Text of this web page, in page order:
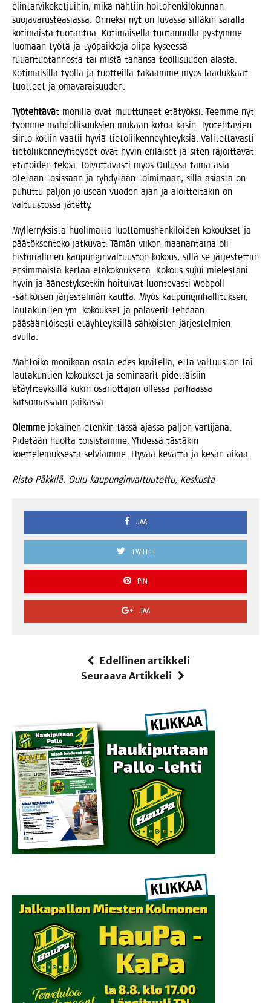
elin­tar­vi­ke­ket­jui­hin, mikä näh­tiin hoi­to­hen­ki­lö­kun­nan
suo­ja­va­rus­tea­sias­sa. Onnek­si nyt on luvas­sa sil­lä­kin saral­la
koti­mais­ta tuo­tan­toa. Koti­mai­sel­la tuo­tan­nol­la pys­tym­me
luo­maan työ­tä ja työ­paik­ko­ja oli­pa kysees­sä
ruu­an­tuo­tan­nos­ta tai mis­tä tahan­sa teol­li­suu­den alas­ta.
Koti­mai­sil­la työl­lä ja tuot­teil­la takaam­me myös laa­duk­kaat
tuot­teet ja omavaraisuuden.
Työ­teh­tä­vät monil­la ovat muut­tu­neet etä­työk­si. Teem­me nyt
työm­me mah­dol­li­suuk­sien mukaan kotoa käsin. Työ­teh­tä­vien
siir­to kotiin vaa­tii hyviä tie­to­lii­ken­neyh­teyk­siä. Vali­tet­ta­vas­ti
tie­to­lii­ken­neyh­tey­det ovat hyvin eri­lai­set ja siten rajoit­ta­vat
etä­töi­den tekoa. Toi­vot­ta­vas­ti myös Oulus­sa tämä asia
ote­taan tosis­saan ja ryh­dy­tään toi­mi­maan, sil­lä asias­ta on
puhut­tu pal­jon jo usean vuo­den ajan ja aloit­tei­ta­kin on
val­tuus­tos­sa jätetty.
Myl­ler­ryk­sis­tä huo­li­mat­ta luot­ta­mus­hen­ki­löi­den kokouk­set ja
pää­tök­sen­te­ko jat­ku­vat. Tämän vii­kon maa­nan­tai­na oli
his­to­rial­li­nen kau­pun­gin­val­tuus­ton kokous, sil­lä se jär­jes­tet­tiin
ensim­mäis­tä ker­taa etä­ko­kouk­se­na. Kokous sujui mie­les­tä­ni
hyvin ja äänes­tyk­set­kin hoi­tui­vat luon­te­vas­ti Web­poll
‑säh­köi­sen jär­jes­tel­män kaut­ta. Myös kau­pun­gin­hal­li­tuk­sen,
lau­ta­kun­tien ym. kokouk­set ja pala­ve­rit teh­dään
pää­sään­töi­ses­ti etäyh­teyk­sil­lä säh­köis­ten jär­jes­tel­mien
avulla.
Mah­toi­ko moni­kaan osa­ta edes kuvi­tel­la, että val­tuus­ton tai
lau­ta­kun­tien kokouk­set ja semi­naa­rit pidet­täi­siin
etäyh­teyk­sil­lä kukin osa­not­ta­jan olles­sa par­haas­sa
kat­so­mas­saan paikassa.
Olem­me jokai­nen eten­kin täs­sä ajas­sa pal­jon var­ti­ja­na.
Pide­tään huol­ta toi­sis­tam­me. Yhdes­sä täs­tä­kin
koet­te­le­muk­ses­ta sel­viäm­me. Hyvää kevät­tä ja kesän aikaa.
Ris­to Päk­ki­lä, Oulu kau­pun­gin­val­tuu­tet­tu, Keskusta
JAA
TWIITTI
PIN
JAA
Edellinen artikkeli
Seuraava Artikkeli